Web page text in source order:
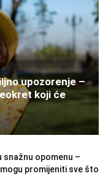
upozorenje –
koji će
snažnu opomenu –
promijeniti sve što